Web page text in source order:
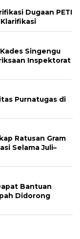
Dugaan PETI
Singengu
Inspektorat
Purnatugas di
Ratusan Gram
Selama Juli–
Bantuan
Didorong